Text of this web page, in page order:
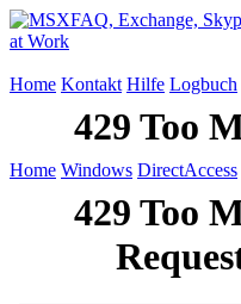
Home Kontakt Hilfe Logbuch
Home Windows DirectAccess